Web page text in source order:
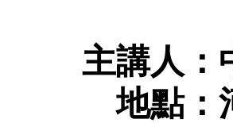
主講人：
地點：